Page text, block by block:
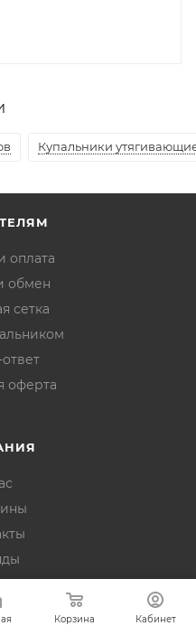
Купальники
оплата
обмен
сетка
оферта
Корзина Кабинет